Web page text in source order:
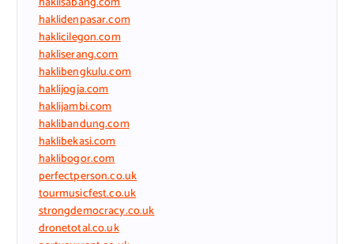
haklidenpasar.com
haklicilegon.com
hakliserang.com
haklibengkulu.com
haklijogja.com
haklijambi.com
haklibandung.com
haklibekasi.com
haklibogor.com
perfectperson.co.uk
tourmusicfest.co.uk
strongdemocracy.co.uk
dronetotal.co.uk